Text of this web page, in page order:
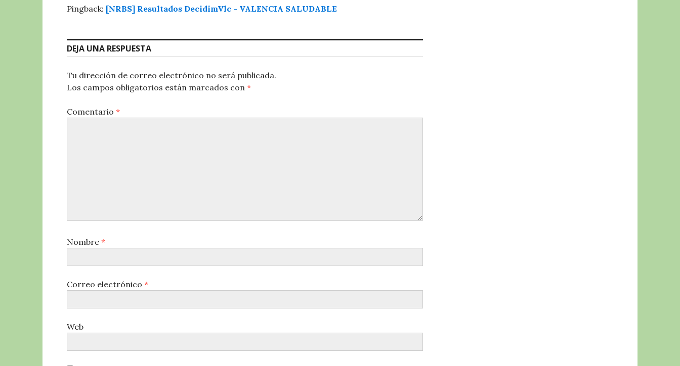
Pingback: [NRBS] Resultados DecidimVlc - VALENCIA SALUDABLE
DEJA UNA RESPUESTA
Tu dirección de correo electrónico no será publicada.
Los campos obligatorios están marcados con *
Comentario *
Nombre *
Correo electrónico *
Web